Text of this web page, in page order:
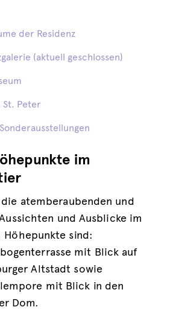
der Residenz
(aktuell geschlossen)
St. Peter
im
die atemberaubenden und
und Ausblicke im
Höhepunkte sind:
mit Blick auf
Altstadt sowie
mit Blick in den
Dom.